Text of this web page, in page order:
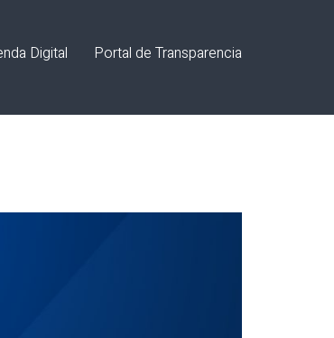
Digital Portal de Transparencia